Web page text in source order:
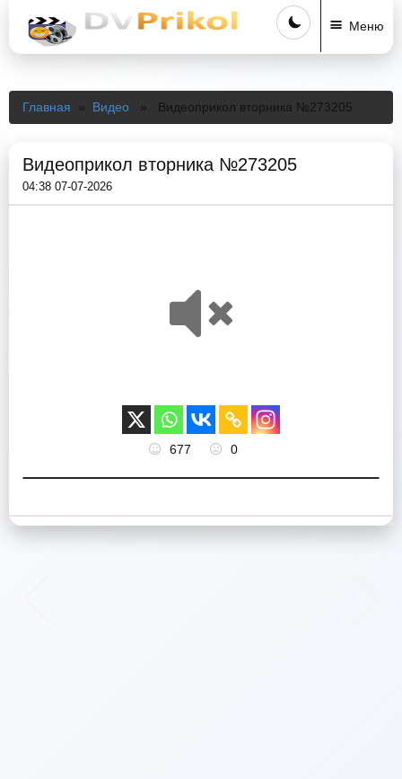
Меню
Главная » Видео » Видеоприкол вторника №273205
Видеоприкол вторника №273205
04:38 07-07-2026
677 0